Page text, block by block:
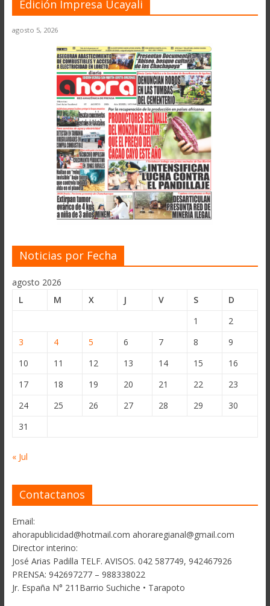
Edición Impresa Ucayali
agosto 5, 2026
Noticias por Fecha
agosto 2026
L
M X J V S
D
1
2
3
4 5 6 7 8
9
10
11 12 13 14 15
16
17
18 19 20 21 22
23
24
25 26 27 28 29
30
31
« Jul
Contactanos
Email:
ahorapublicidad@hotmail.com ahoraregianal@gmail.com
Director interino:
José Arias Padilla TELF. AVISOS. 042 587749, 942467926
PRENSA: 942697277 – 988338022
Jr. España N° 211Barrio Suchiche • Tarapoto